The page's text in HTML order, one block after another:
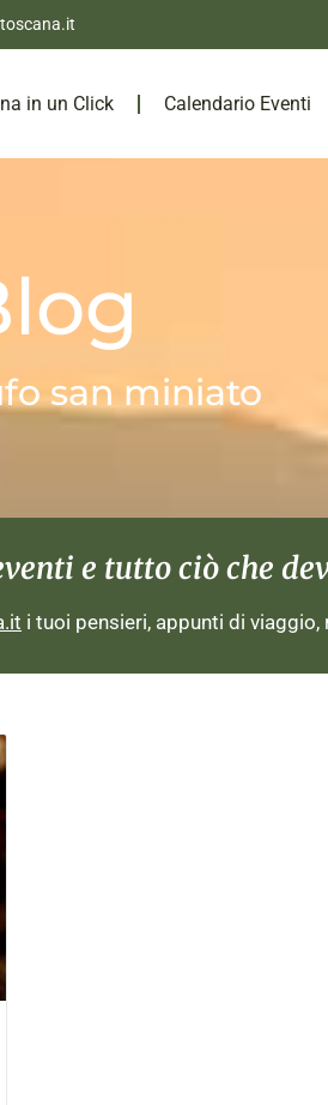
in un Click Calendario Eventi
san miniato
e tutto ciò che
i tuoi pensieri, appunti di